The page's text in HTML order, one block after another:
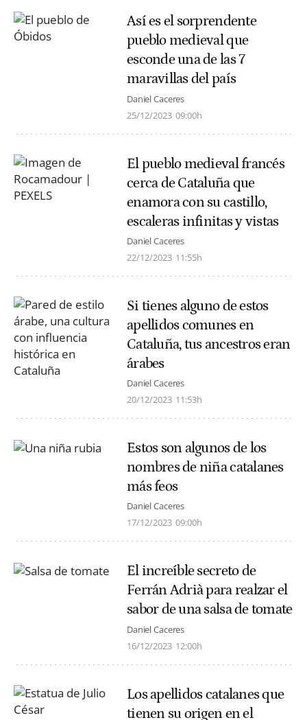
Así es el sorprendente
pueblo medieval que
esconde una de las 7
maravillas del país
Daniel Caceres
25/12/2023 09:00h
El pueblo medieval francés
cerca de Cataluña que
enamora con su castillo,
escaleras infinitas y vistas
Daniel Caceres
22/12/2023 11:55h
Si tienes alguno de estos
apellidos comunes en
Cataluña, tus ancestros eran
árabes
Daniel Caceres
20/12/2023 11:53h
Estos son algunos de los
nombres de niña catalanes
más feos
Daniel Caceres
17/12/2023 09:00h
El increíble secreto de
Ferrán Adrià para realzar el
sabor de una salsa de tomate
Daniel Caceres
16/12/2023 12:00h
Los apellidos catalanes que
tienen su origen en el